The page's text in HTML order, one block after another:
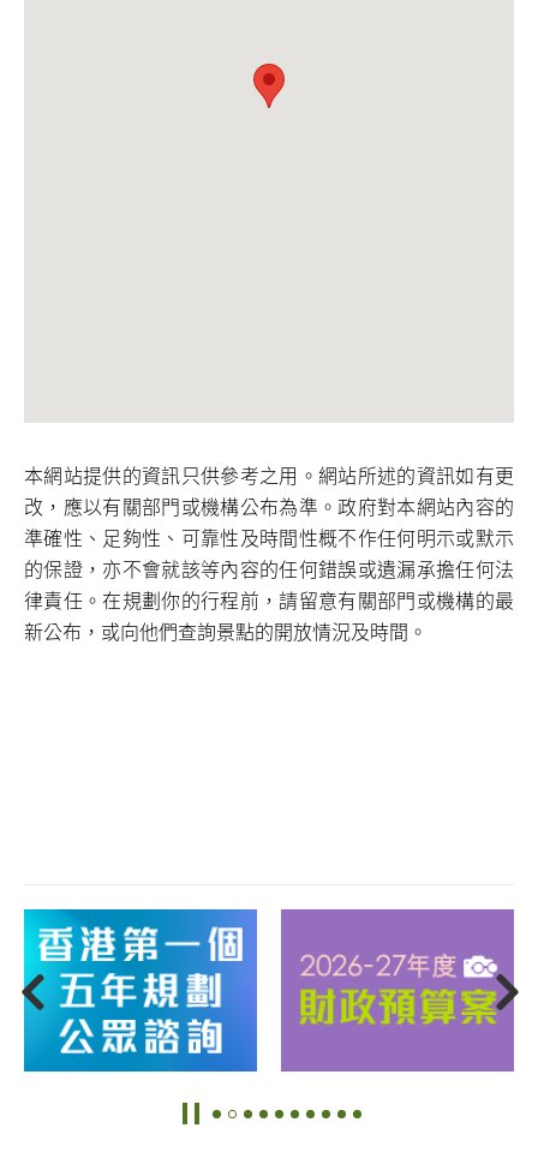
本網站提供的資訊只供參考之用。網站所述的資訊如有更
改，應以有關部門或機構公布為準。政府對本網站內容的
準確性、足夠性、可靠性及時間性概不作任何明示或默示
的保證，亦不會就該等內容的任何錯誤或遺漏承擔任何法
律責任。在規劃你的行程前，請留意有關部門或機構的最
新公布，或向他們查詢景點的開放情況及時間。